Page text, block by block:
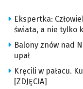
Ekspertka:
świata, a nie tylko
Balony znów nad
upał
Kręcili w pałacu.
[ZDJĘCIA]